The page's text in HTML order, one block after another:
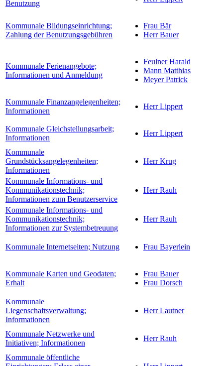
Benutzung
Kommunale Bildungseinrichtung;
Zahlung der Benutzungsgebühren
Frau Bär
Herr Bauer
Kommunale Ferienangebote;
Informationen und Anmeldung
Feulner Harald
Mann Matthias
Meyer Patrick
Kommunale Finanzangelegenheiten;
Informationen
Herr Lippert
Kommunale Gleichstellungsarbeit;
Informationen
Herr Lippert
Kommunale
Grundstücksangelegenheiten;
Informationen
Herr Krug
Kommunale Informations- und
Kommunikationstechnik;
Informationen zum Benutzerservice
Herr Rauh
Kommunale Informations- und
Kommunikationstechnik;
Informationen zur Systembetreuung
Herr Rauh
Kommunale Internetseiten; Nutzung Frau Bayerlein
Kommunale Karten und Geodaten;
Erhalt
Frau Bauer
Frau Dorsch
Kommunale
Liegenschaftsverwaltung;
Informationen
Herr Lautner
Kommunale Netzwerke und
Initiativen; Informationen
Herr Rauh
Kommunale öffentliche